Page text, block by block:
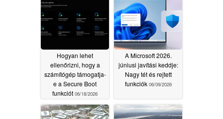
Hogyan lehet
ellenőrizni, hogy a
számítógép támogatja-
e a Secure Boot
funkciót 06/18/2026
A Microsoft 2026.
júniusi javítási keddje:
Nagy tét és rejtett
funkciók 06/09/2026